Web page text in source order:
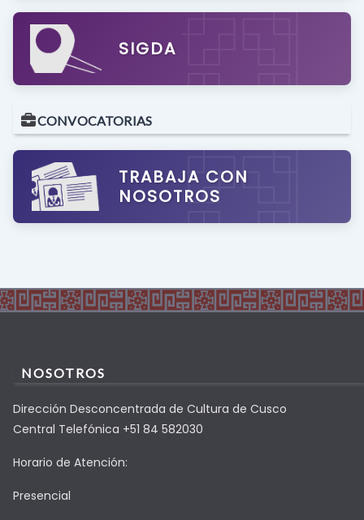
SIGDA
CONVOCATORIAS
TRABAJA CON
NOSOTROS
NOSOTROS
Dirección Desconcentrada de Cultura de Cusco
Central Telefónica +51 84 582030
Horario de Atención:
Presencial